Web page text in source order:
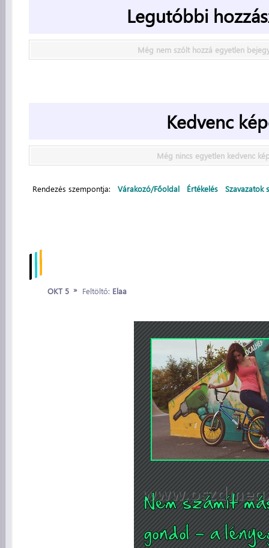
Legutóbbi
Még nem szólt hozzá egyetlen
Kedvenc
Még nincs egyetlen kedvenc
Rendezés szempontja: Várakozó/Főoldal Értékelés Szavazatok
OKT 5 » Feltöltő: Elaa